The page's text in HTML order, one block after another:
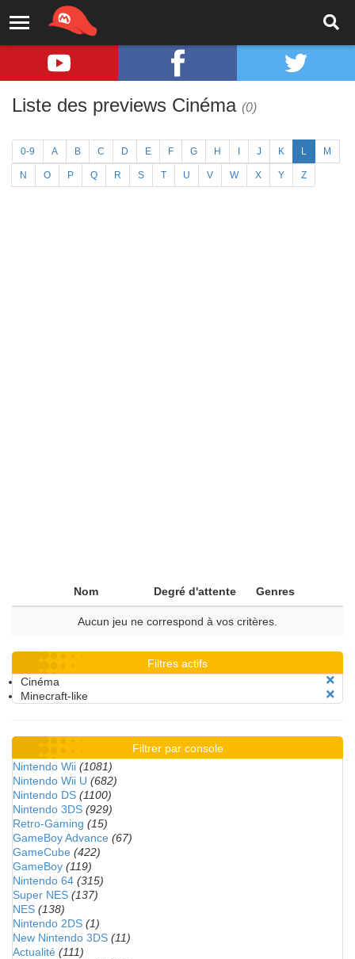
Liste des previews Cinéma (0)
0-9 A B C D E F G H J K L M
N O P Q R S T U V W X Y Z
Nom Degré d'attente Genres
Aucun jeu ne correspond à vos critères.
Filtres actifs
Cinéma
Minecraft-like
Filtrer par console
Nintendo Wii (1081)
Nintendo Wii U (682)
Nintendo DS (1100)
Nintendo 3DS (929)
Retro-Gaming (15)
GameBoy Advance (67)
GameCube (422)
GameBoy (119)
Nintendo 64 (315)
Super NES (137)
NES (138)
Nintendo 2DS (1)
New Nintendo 3DS (11)
Actualité (111)